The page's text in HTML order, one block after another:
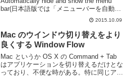
bar(日本語版では「メニューバーを自動的
に隠す/表示」 という項目が表示されてい
た。項目の通り、メニューバーの非表示
と...
2015.10.09
Mac のウインドウ切り替えをより
良くする Window Flow
Mac というか OS X の Command + Tab
はアプリケーションを切り替えるだけとな
っており、不便な時がある。特に同じアプ